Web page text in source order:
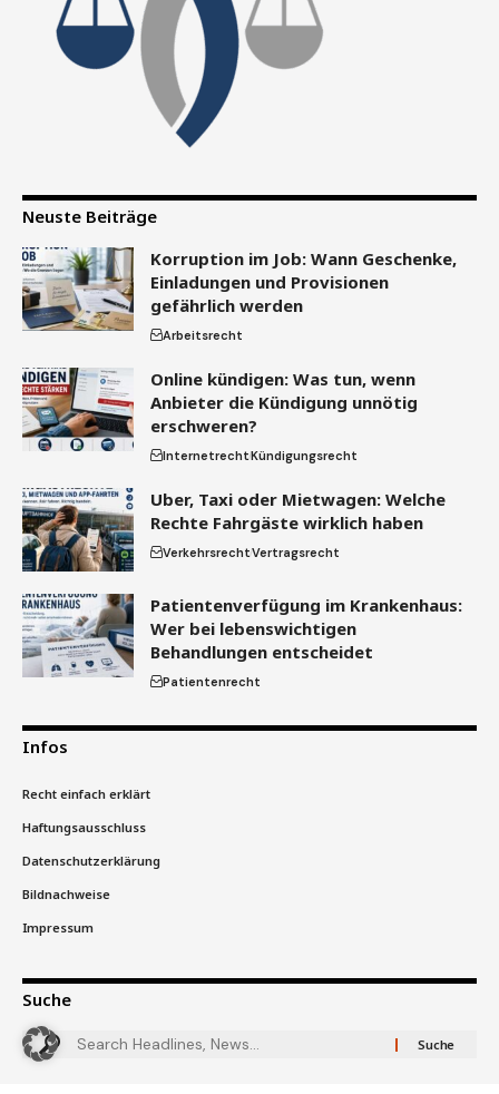
Neuste Beiträge
Korruption im Job: Wann Geschenke,
Einladungen und Provisionen
gefährlich werden
Arbeitsrecht
Online kündigen: Was tun, wenn
Anbieter die Kündigung unnötig
erschweren?
InternetrechtKündigungsrecht
Uber, Taxi oder Mietwagen: Welche
Rechte Fahrgäste wirklich haben
VerkehrsrechtVertragsrecht
Patientenverfügung im Krankenhaus:
Wer bei lebenswichtigen
Behandlungen entscheidet
Patientenrecht
Infos
Recht einfach erklärt
Haftungsausschluss
Datenschutzerklärung
Bildnachweise
Impressum
Suche